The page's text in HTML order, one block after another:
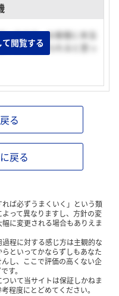
いるので、お客様に本当
にして上げられると思っ
閲覧する
る
戻る
ば必ずうまくいく」という類
って異なりますし、方針の変
に変更される場合もありえま
程に対する感じ方は主観的な
といってかならずしもあなた
し、ここで評価の高くない企
す。
いて当サイトは保証しかねま
程度にとどめてください。